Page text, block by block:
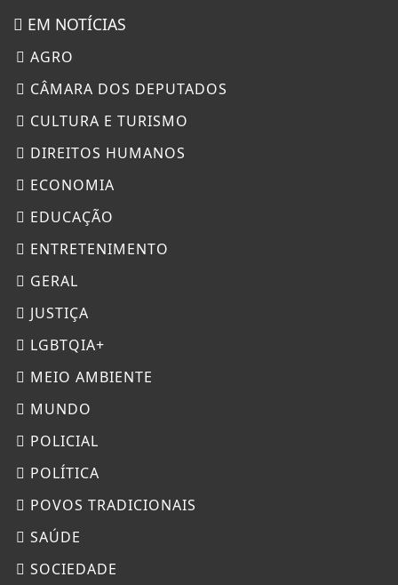
EM NOTÍCIAS
AGRO
CÂMARA DOS DEPUTADOS
CULTURA E TURISMO
DIREITOS HUMANOS
ECONOMIA
EDUCAÇÃO
ENTRETENIMENTO
GERAL
JUSTIÇA
LGBTQIA+
MEIO AMBIENTE
MUNDO
POLICIAL
POLÍTICA
POVOS TRADICIONAIS
SAÚDE
SOCIEDADE